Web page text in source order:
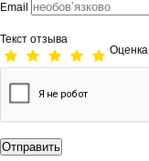
Email
Текст отзыва
Оценка